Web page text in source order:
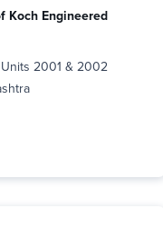
Koch Engineered
2001 & 2002